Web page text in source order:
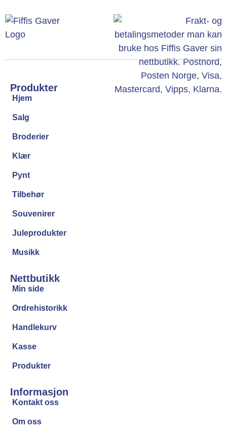
Produkter
Hjem
Salg
Broderier
Klær
Pynt
Tilbehør
Souvenirer
Juleprodukter
Musikk
Nettbutikk
Min side
Ordrehistorikk
Handlekurv
Kasse
Produkter
Informasjon
Kontakt oss
Om oss